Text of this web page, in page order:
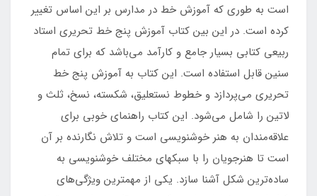
است به طوری که آموزش خط در مدارس بر این اساس تغییر
کرده است. در این بین کتاب آموزش پنج خط تحریری استاد
ربیعی کتابی بسیار جامع و کارآمد می‏‌باشد که برای تمام
سنین قابل استفاده است. این کتاب به آموزش پنج خط
تحریری می‌پردازد و خطوط نستعلیق، شکسته، نسخ، ثلث و
لاتین را شامل می‌شود. این کتاب راهنمای خوبی برای
علاقه‌مندان به هنر خوشنویسی است و تلاش نگارنده بر آن
است تا هنرجویان را با سبکهای مختلف خوشنویسی به
ساده‌ترین شکل آشنا سازد. یکی از مهمترین ویژگی‌های